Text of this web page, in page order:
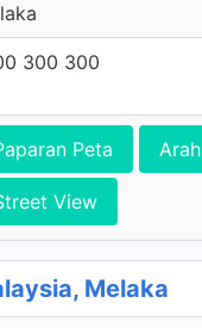
300 300
Peta Arah
View
Melaka